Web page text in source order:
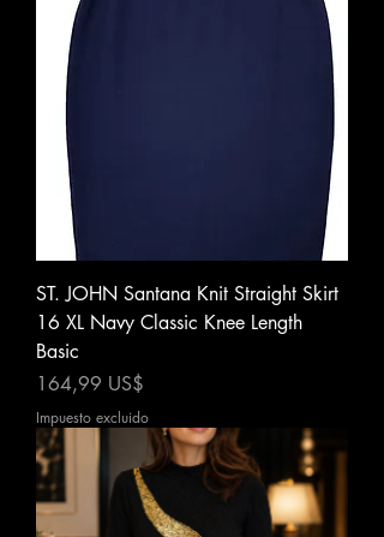
ST. JOHN Santana Knit Straight Skirt
16 XL Navy Classic Knee Length
Basic
Precio
164,99 US$
Impuesto excluido